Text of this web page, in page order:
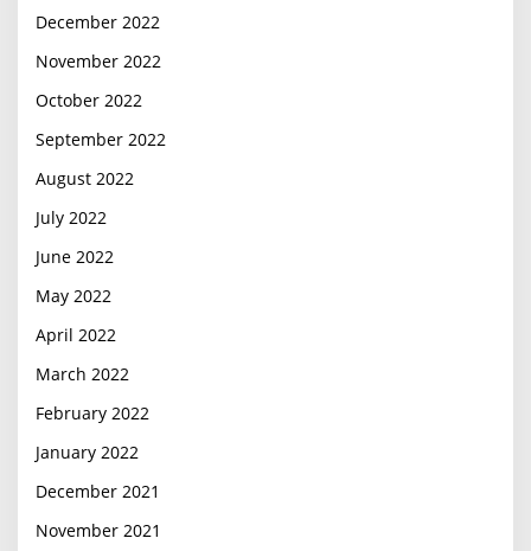
December 2022
November 2022
October 2022
September 2022
August 2022
July 2022
June 2022
May 2022
April 2022
March 2022
February 2022
January 2022
December 2021
November 2021